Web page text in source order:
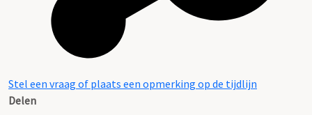
Stel een vraag of plaats een opmerking op de tijdlijn
Delen